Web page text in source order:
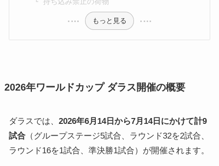
もっと見る
2026年ワールドカップ ダラス開催の概要
ダラスでは、 2026年6月14日から7月14日にかけて計9
試合（グループステージ5試合、ラウンド32を2試合、
ラウンド16を1試合、準決勝1試合）が開催されます。